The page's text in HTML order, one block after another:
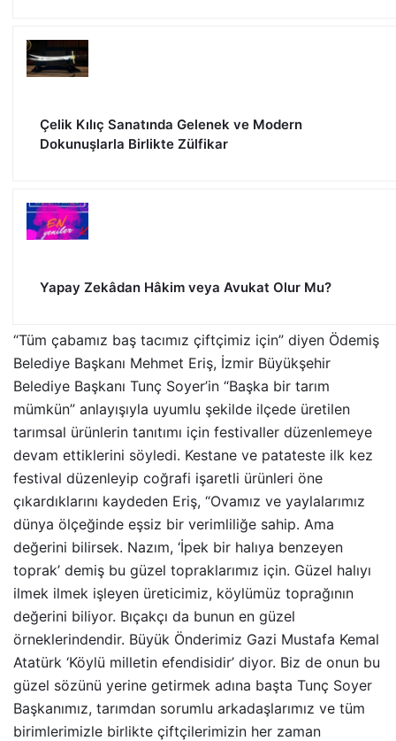
Çelik Kılıç Sanatında Gelenek ve Modern
Dokunuşlarla Birlikte Zülfikar
Yapay Zekâdan Hâkim veya Avukat Olur Mu?
“Tüm çabamız baş tacımız çiftçimiz için” diyen Ödemiş
Belediye Başkanı Mehmet Eriş, İzmir Büyükşehir
Belediye Başkanı Tunç Soyer’in “Başka bir tarım
mümkün” anlayışıyla uyumlu şekilde ilçede üretilen
tarımsal ürünlerin tanıtımı için festivaller düzenlemeye
devam ettiklerini söyledi. Kestane ve patateste ilk kez
festival düzenleyip coğrafi işaretli ürünleri öne
çıkardıklarını kaydeden Eriş, “Ovamız ve yaylalarımız
dünya ölçeğinde eşsiz bir verimliliğe sahip. Ama
değerini bilirsek. Nazım, ‘İpek bir halıya benzeyen
toprak’ demiş bu güzel topraklarımız için. Güzel halıyı
ilmek ilmek işleyen üreticimiz, köylümüz toprağının
değerini biliyor. Bıçakçı da bunun en güzel
örneklerindendir. Büyük Önderimiz Gazi Mustafa Kemal
Atatürk ‘Köylü milletin efendisidir’ diyor. Biz de onun bu
güzel sözünü yerine getirmek adına başta Tunç Soyer
Başkanımız, tarımdan sorumlu arkadaşlarımız ve tüm
birimlerimizle birlikte çiftçilerimizin her zaman